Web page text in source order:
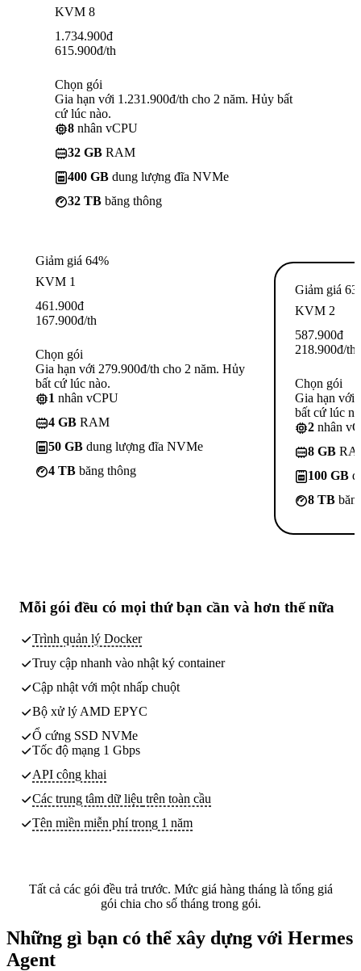
KVM 8
1.734.900đ
615.900đ/th
Chọn gói
Gia hạn với 1.231.900đ/th cho 2 năm. Hủy bất
cứ lúc nào.
8 nhân vCPU
32 GB RAM
400 GB dung lượng đĩa NVMe
32 TB băng thông
Giảm giá 64%
KVM 1
461.900đ
167.900đ/th
Chọn gói
Gia hạn với 279.900đ/th cho 2 năm. Hủy
bất cứ lúc nào.
1 nhân vCPU
4 GB RAM
50 GB dung lượng đĩa NVMe
4 TB băng thông
Giảm giá
KVM 2
587.900đ
218.900đ/th
Chọn gói
Gia hạn với
bất cứ lúc
2 nhân
8 GB
100 GB
8 TB
Mỗi gói đều có mọi thứ bạn cần và hơn thế nữa
Trình quản lý Docker
Truy cập nhanh vào nhật ký container
Cập nhật với một nhấp chuột
Bộ xử lý AMD EPYC
Ổ cứng SSD NVMe
Tốc độ mạng 1 Gbps
API công khai
Các trung tâm dữ liệu trên toàn cầu
Tên miền miễn phí trong 1 năm
Tất cả các gói đều trả trước. Mức giá hàng tháng là tổng giá
gói chia cho số tháng trong gói.
Những gì bạn có thể xây dựng với Hermes
Agent